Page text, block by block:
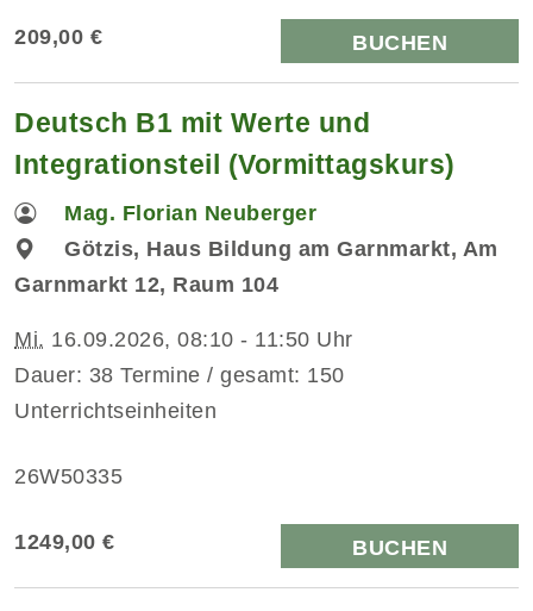
209,00 € BUCHEN
Deutsch B1 mit Werte und
Integrationsteil (Vormittagskurs)
Mag. Florian Neuberger
Götzis, Haus Bildung am Garnmarkt, Am
Garnmarkt 12, Raum 104
Mi. 16.09.2026, 08:10 - 11:50 Uhr
Dauer: 38 Termine / gesamt: 150
Unterrichtseinheiten
26W50335
1249,00 € BUCHEN